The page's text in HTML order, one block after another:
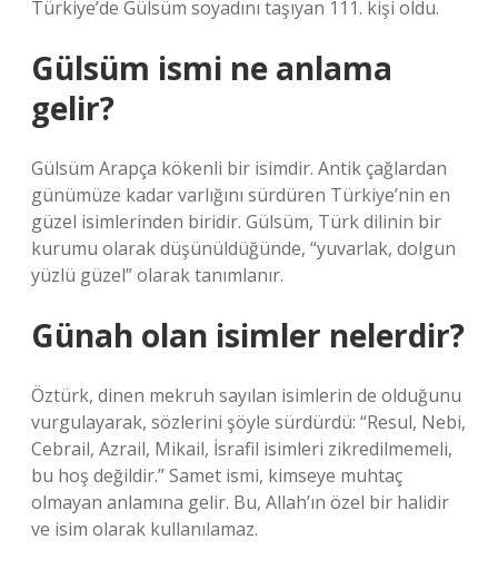
Türkiye’de Gülsüm soyadını taşıyan 111. kişi oldu.
Gülsüm ismi ne anlama
gelir?
Gülsüm Arapça kökenli bir isimdir. Antik çağlardan
günümüze kadar varlığını sürdüren Türkiye’nin en
güzel isimlerinden biridir. Gülsüm, Türk dilinin bir
kurumu olarak düşünüldüğünde, “yuvarlak, dolgun
yüzlü güzel” olarak tanımlanır.
Günah olan isimler nelerdir?
Öztürk, dinen mekruh sayılan isimlerin de olduğunu
vurgulayarak, sözlerini şöyle sürdürdü: “Resul, Nebi,
Cebrail, Azrail, Mikail, İsrafil isimleri zikredilmemeli,
bu hoş değildir.” Samet ismi, kimseye muhtaç
olmayan anlamına gelir. Bu, Allah’ın özel bir halidir
ve isim olarak kullanılamaz.